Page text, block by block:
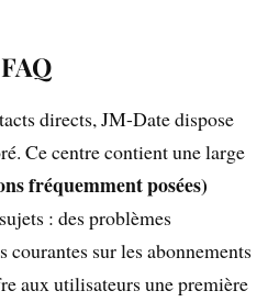
directs, JM-Date dispose
Ce centre contient une large
fréquemment posées)
: des problèmes
courantes sur les abonnements
aux utilisateurs une première